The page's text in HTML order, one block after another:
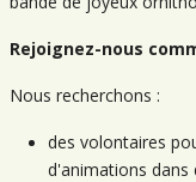
Rejoignez-nous
Nous recherchons :
des volontaires
d'animations dans